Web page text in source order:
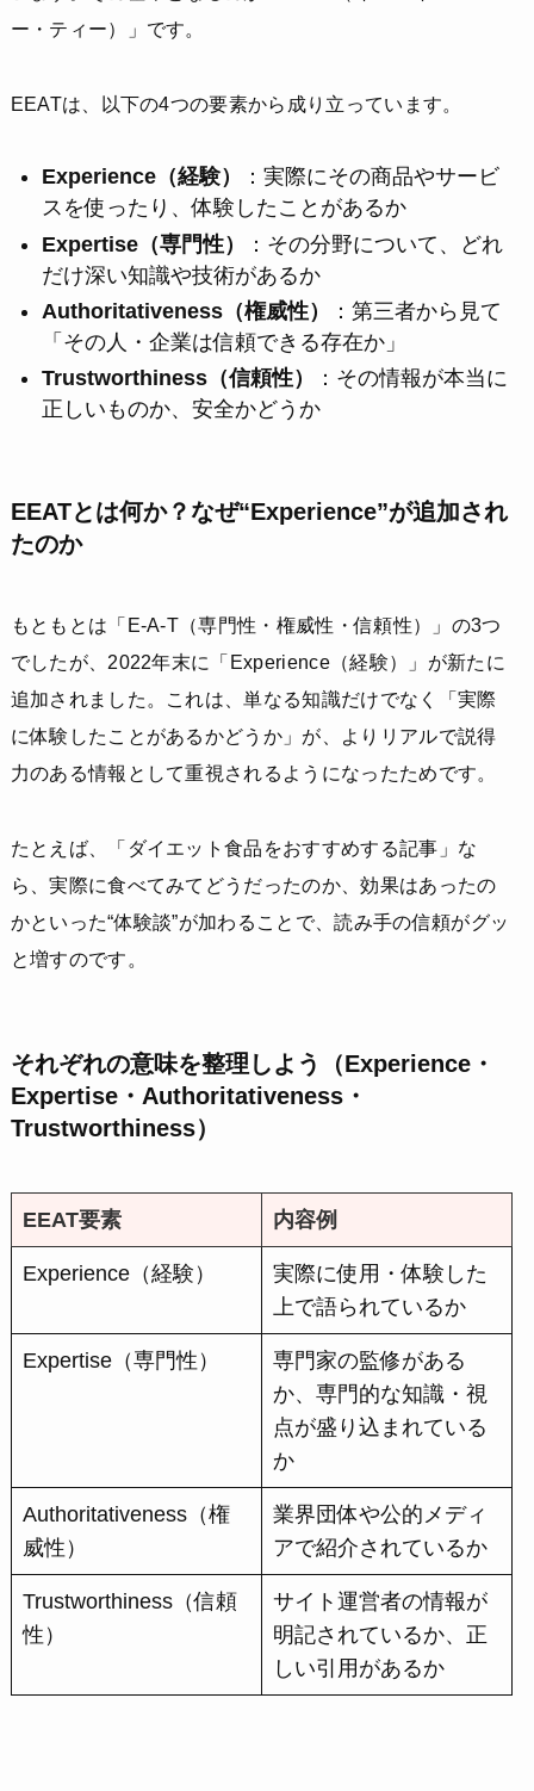
ー・ティー）」です。
EEATは、以下の4つの要素から成り立っています。
Experience（経験）
：実際にその商品やサービ
スを使ったり、体験したことがあるか
Expertise（専門性）
：その分野について、どれ
だけ深い知識や技術があるか
Authoritativeness（権威性）
：第三者から見て
「その人・企業は信頼できる存在か」
Trustworthiness（信頼性）
：その情報が本当に
正しいものか、安全かどうか
EEATとは何か？なぜ“Experience”が追加され
たのか
もともとは「E-A-T（専門性・権威性・信頼性）」の3つ
でしたが、2022年末に「Experience（経験）」が新たに
追加されました。これは、単なる知識だけでなく「実際
に体験したことがあるかどうか」が、よりリアルで説得
力のある情報として重視されるようになったためです。
たとえば、「ダイエット食品をおすすめする記事」な
ら、実際に食べてみてどうだったのか、効果はあったの
かといった“体験談”が加わることで、読み手の信頼がグッ
と増すのです。
それぞれの意味を整理しよう（Experience・
Expertise・Authoritativeness・
Trustworthiness）
EEAT要素 内容例
Experience（経験）
実際に使用・体験した
上で語られているか
Expertise（専門性）
専門家の監修がある
か、専門的な知識・視
点が盛り込まれている
か
Authoritativeness（権
威性）
業界団体や公的メディ
アで紹介されているか
Trustworthiness（信頼
性）
サイト運営者の情報が
明記されているか、正
しい引用があるか